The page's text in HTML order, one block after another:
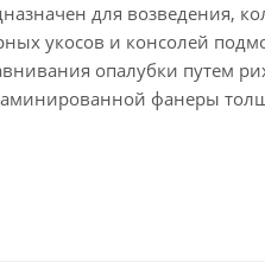
для возведения,
укосов и консолей
опалубки путем
фанеры